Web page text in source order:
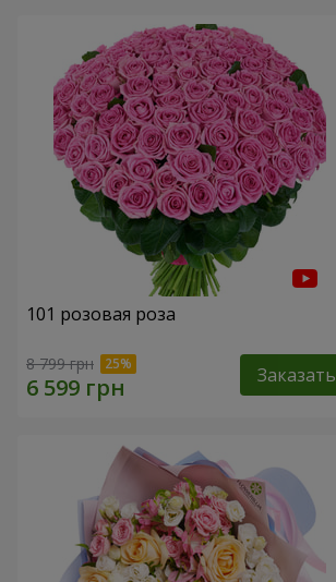
101 розовая роза
8 799 грн Заказать